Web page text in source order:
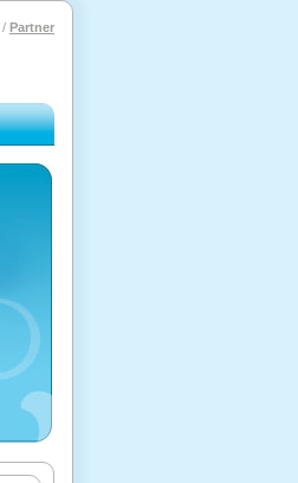
Partner